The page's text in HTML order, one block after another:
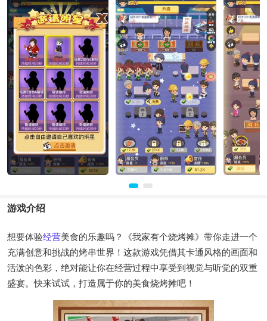
游戏介绍
想要体验经营美食的乐趣吗？《我家有个烧烤摊》带你走进一个
充满创意和挑战的烤串世界！这款游戏凭借其卡通风格的画面和
活泼的色彩，绝对能让你在经营过程中享受到视觉与听觉的双重
盛宴。快来试试，打造属于你的美食烧烤摊吧！